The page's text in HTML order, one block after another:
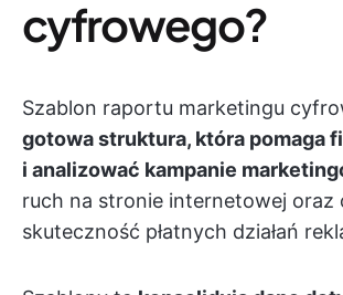
cyfrowego?
Szablon raportu marketingu
gotowa struktura, która pomaga
i analizować kampanie
ruch na stronie internetowej oraz
skuteczność płatnych działań